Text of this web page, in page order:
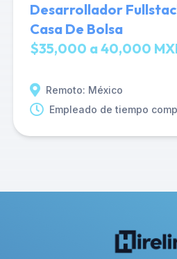
Desarrollador
Casa De Bolsa
$35,000 a 40,000
Remoto: México
Empleado de tiempo